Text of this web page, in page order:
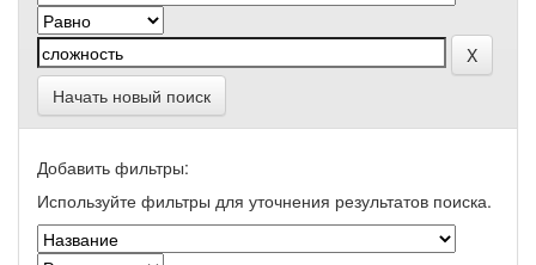
Начать новый поиск
Добавить фильтры:
Используйте фильтры для уточнения результатов поиска.